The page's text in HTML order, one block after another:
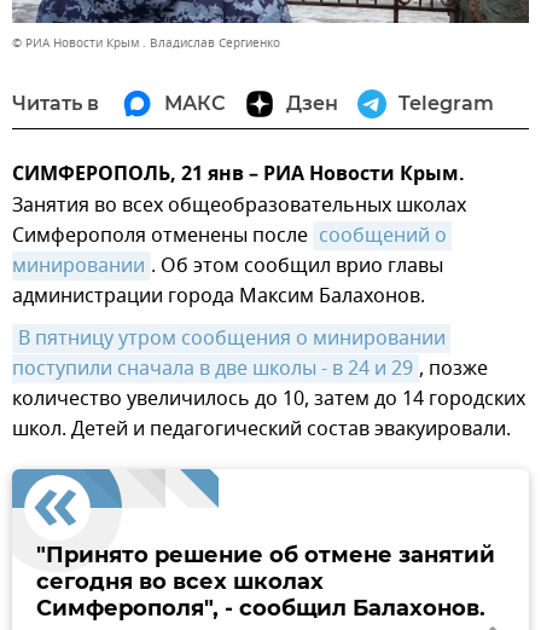
© РИА Новости Крым . Владислав Сергиенко
Читать в МАКС Дзен Telegram
СИМФЕРОПОЛЬ, 21 янв – РИА Новости Крым.
Занятия во всех общеобразовательных школах
Симферополя отменены после сообщений о
минировании . Об этом сообщил врио главы
администрации города Максим Балахонов.
В пятницу утром сообщения о минировании
поступили сначала в две школы - в 24 и 29 , позже
количество увеличилось до 10, затем до 14 городских
школ. Детей и педагогический состав эвакуировали.
"Принято решение об отмене занятий
сегодня во всех школах
Симферополя", - сообщил Балахонов.